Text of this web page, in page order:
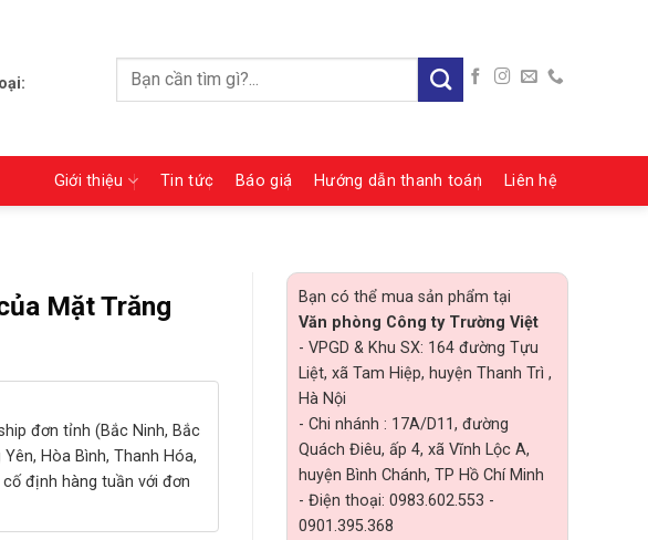
Tìm
kiếm:
Giới thiệu Tin tức Báo giá Hướng dẫn thanh toán Liên hệ
Bạn có thể mua sản phẩm tại
Văn phòng Công ty Trường Việt
- VPGD & Khu SX: 164 đường Tựu
Liệt, xã Tam Hiệp, huyện Thanh Trì ,
Hà Nội
- Chi nhánh : 17A/D11, đường
Quách Điêu, ấp 4, xã Vĩnh Lộc A,
huyện Bình Chánh, TP Hồ Chí Minh
- Điện thoại: 0983.602.553 -
0901.395.368
Mặt Trăng
đơn tỉnh (Bắc Ninh, Bắc
Hòa Bình, Thanh Hóa,
cố định hàng tuần với đơn